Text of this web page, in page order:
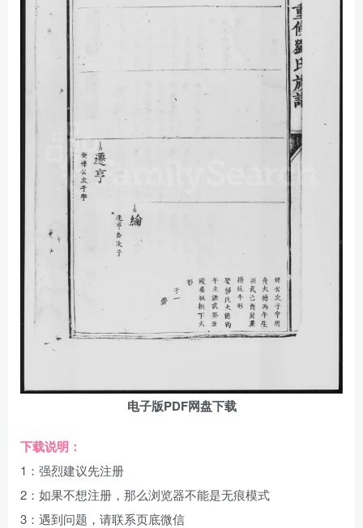
电子版PDF网盘下载
下载说明：
1：强烈建议先注册
2：如果不想注册，那么浏览器不能是无痕模式
3：遇到问题，请联系页底微信